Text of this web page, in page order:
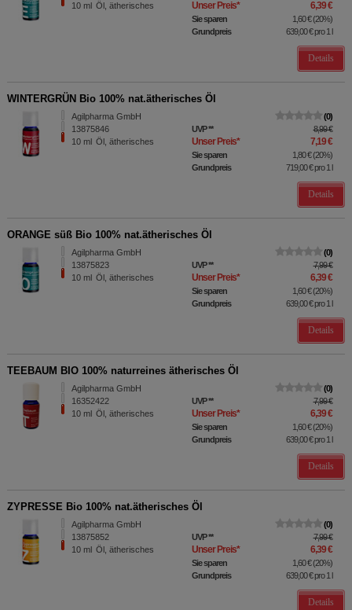
10 ml Öl, ätherisches Unser Preis* 6,39 €
Sie sparen 1,60 €(20%)
Grundpreis
639,00 €pro 1 l
Details
WINTERGRÜN Bio 100% nat.ätherisches Öl
Agilpharma GmbH
13875846
10 ml Öl, ätherisches
0
UVP** 8,99 €
Unser Preis* 7,19 €
Sie sparen 1,80 €(20%)
Grundpreis
719,00 €pro 1 l
Details
ORANGE süß Bio 100% nat.ätherisches Öl
Agilpharma GmbH
13875823
10 ml Öl, ätherisches
0
UVP** 7,99 €
Unser Preis* 6,39 €
Sie sparen 1,60 €(20%)
Grundpreis
639,00 €pro 1 l
Details
TEEBAUM BIO 100% naturreines ätherisches Öl
Agilpharma GmbH
16352422
10 ml Öl, ätherisches
0
UVP** 7,99 €
Unser Preis* 6,39 €
Sie sparen 1,60 €(20%)
Grundpreis
639,00 €pro 1 l
Details
ZYPRESSE Bio 100% nat.ätherisches Öl
Agilpharma GmbH
13875852
10 ml Öl, ätherisches
0
UVP** 7,99 €
Unser Preis* 6,39 €
Sie sparen 1,60 €(20%)
Grundpreis
639,00 €pro 1 l
Details